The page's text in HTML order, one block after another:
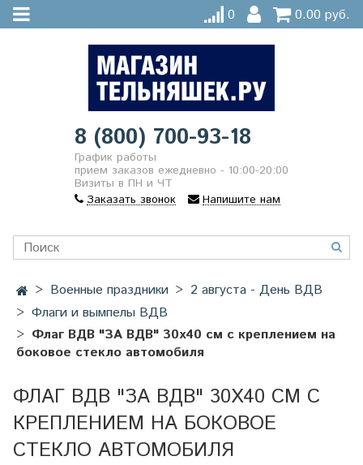
0 0.00 руб.
8 (800) 700-93-18
График работы
прием заказов ежедневно - 10:00-20:00
Визиты в ПН и ЧТ
Заказать звонок
Напишите нам
Военные праздники
2 августа - День ВДВ
Флаги и вымпелы ВДВ
Флаг ВДВ "ЗА ВДВ" 30x40 см с креплением на
боковое стекло автомобиля
ФЛАГ ВДВ "ЗА ВДВ" 30X40 СМ С
КРЕПЛЕНИЕМ НА БОКОВОЕ
СТЕКЛО АВТОМОБИЛЯ